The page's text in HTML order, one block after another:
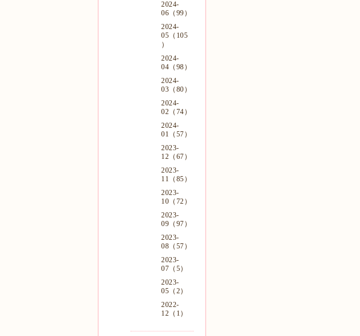
2024-
06（99）
2024-
05（105
）
2024-
04（98）
2024-
03（80）
2024-
02（74）
2024-
01（57）
2023-
12（67）
2023-
11（85）
2023-
10（72）
2023-
09（97）
2023-
08（57）
2023-
07（5）
2023-
05（2）
2022-
12（1）